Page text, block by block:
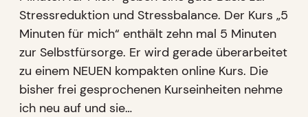
Stressreduktion und Stressbalance. Der Kurs „5
Minuten für mich“ enthält zehn mal 5 Minuten
zur Selbstfürsorge. Er wird gerade überarbeitet
zu einem NEUEN kompakten online Kurs. Die
bisher frei gesprochenen Kurseinheiten nehme
ich neu auf und sie…